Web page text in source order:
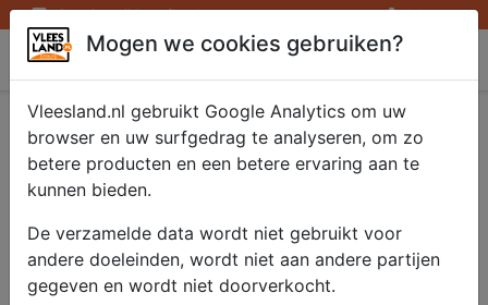
Openingstijden afhaalpunten Inloggen
Vleesland
Ierse Pepersteak
Angus 4x160 gr.
Artikelnummer
51108
Mogen we cookies gebruiken?
Vleesland.nl gebruikt Google Analytics om uw
browser en uw surfgedrag te analyseren, om zo
betere producten en een betere ervaring aan te
kunnen bieden.
De verzamelde data wordt niet gebruikt voor
andere doeleinden, wordt niet aan andere partijen
gegeven en wordt niet doorverkocht.